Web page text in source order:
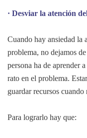
· Desviar la atención
Cuando hay ansiedad la
problema, no dejamos
persona ha de aprender
rato en el problema.
guardar recursos cuando
Para lograrlo hay que: